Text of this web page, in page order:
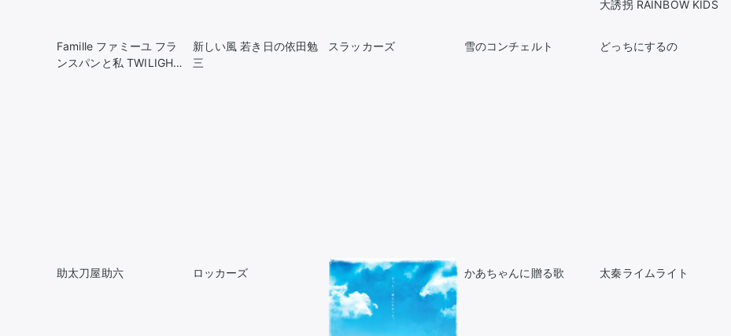
大誘拐 RAINBOW KIDS
Famille ファミーユ フラ
ンスパンと私 TWILIGHT
新しい風 若き日の依田勉
三
スラッカーズ 雪のコンチェルト どっちにするの
助太刀屋助六 ロッカーズ かあちゃんに贈る歌 太秦ライムライト